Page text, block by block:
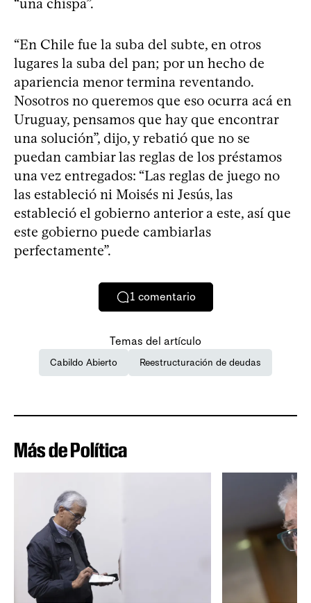
“En Chile fue la suba del subte, en otros
lugares la suba del pan; por un hecho de
apariencia menor termina reventando.
Nosotros no queremos que eso ocurra acá en
Uruguay, pensamos que hay que encontrar
una solución”, dijo, y rebatió que no se
puedan cambiar las reglas de los préstamos
una vez entregados: “Las reglas de juego no
las estableció ni Moisés ni Jesús, las
estableció el gobierno anterior a este, así que
este gobierno puede cambiarlas
perfectamente”.
1 comentario
Temas del artículo
Cabildo Abierto Reestructuración de deudas
Más de Política